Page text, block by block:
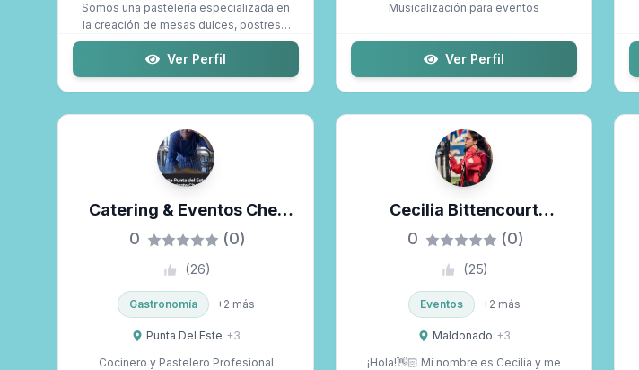
Somos una pastelería especializada en
la creación de mesas dulces, postres y
tor...
Ver Perfil
Musicalización para eventos
Ver Perfil
Catering & Eventos Chef
Privado
0 (0)
(26)
Gastronomía +2 más
Punta Del Este +3
Cocinero y Pastelero Profesional
Cecilia Bittencourt
Fotografía
0 (0)
(25)
Eventos +2 más
Maldonado +3
¡Hola!👋🏻 Mi nombre es Cecilia y me